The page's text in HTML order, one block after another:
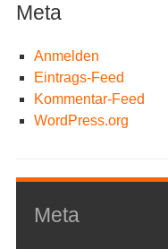
Meta
Anmelden
Eintrags-Feed
Kommentar-Feed
WordPress.org
Meta